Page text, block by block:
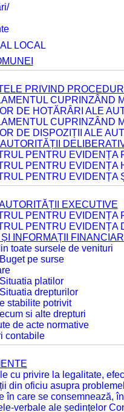
LOCAL
PRIVIND
CUPRINZÂND
DE HOTĂRÂRI ALE
CUPRINZÂND
DE DISPOZIȚII ALE
PENTRU EVIDENȚA
PENTRU EVIDENȚA
PENTRU EVIDENȚA
EXECUTIVE
PENTRU EVIDENȚA
PENTRU EVIDENȚA
INFORMAȚII
toate sursele de venituri
pe surse
platilor
drepturilor
stabilite potrivit
si alte drepturi
de acte normative
contabile
cu privire la legalitate,
din oficiu asupra
în care se consemnează,
verbale ale ședințelor